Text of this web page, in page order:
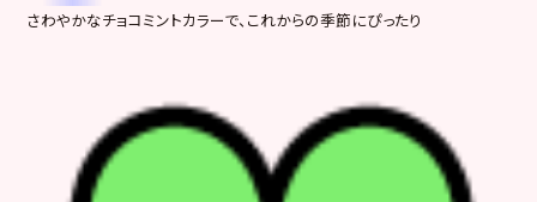
さわやかなチョコミントカラーで、これからの季節にぴったり